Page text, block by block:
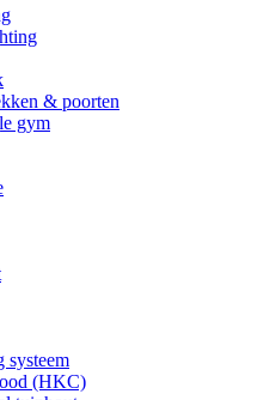
& poorten
gym
systeem
(HKC)